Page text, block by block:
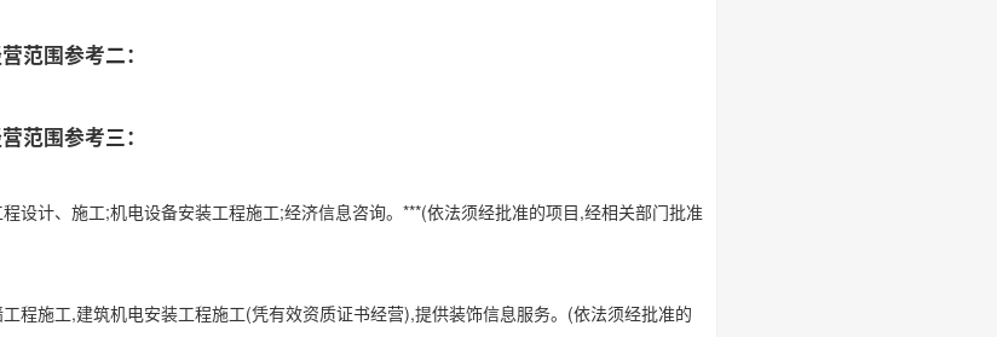
范围参考二：
范围参考三：
设计、施工;机电设备安装工程施工;经济信息咨询。***(依法须经批准的项目,经相关部门批准
程施工,建筑机电安装工程施工(凭有效资质证书经营),提供装饰信息服务。(依法须经批准的